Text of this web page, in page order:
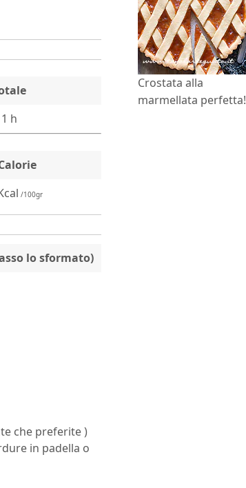
1 h
/100gr
lo sformato)
che preferite )
in padella o
Crostata alla
marmellata perfetta!